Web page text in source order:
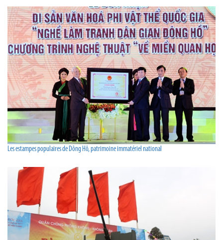
Les estampes populaires de Dông Hô, patrimoine immatériel national